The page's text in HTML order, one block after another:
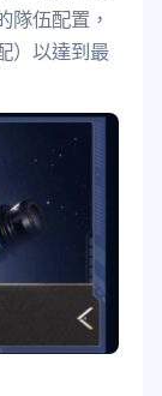
隊伍配置，
）以達到最